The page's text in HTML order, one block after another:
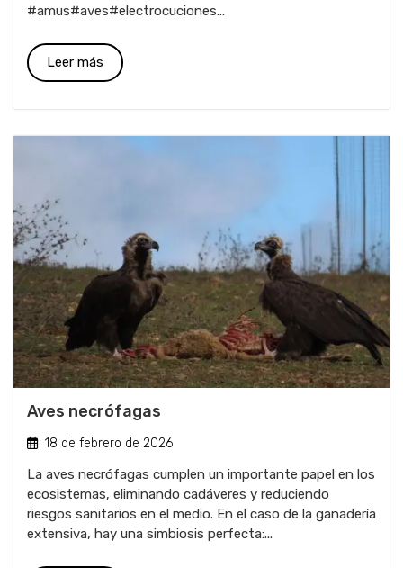
#amus#aves#electrocuciones...
Leer más
Aves necrófagas
18 de febrero de 2026
La aves necrófagas cumplen un importante papel en los
ecosistemas, eliminando cadáveres y reduciendo
riesgos sanitarios en el medio. En el caso de la ganadería
extensiva, hay una simbiosis perfecta:...